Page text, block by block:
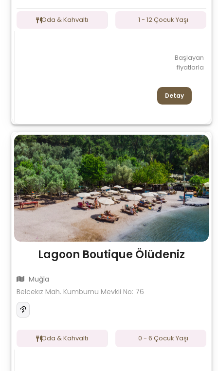
Oda & Kahvaltı 1 - 12 Çocuk Yaşı
Başlayan
fiyatlarla
Detay
Lagoon Boutique Ölüdeniz
Muğla
Belcekız Mah. Kumburnu Mevkii No: 76
Oda & Kahvaltı 0 - 6 Çocuk Yaşı